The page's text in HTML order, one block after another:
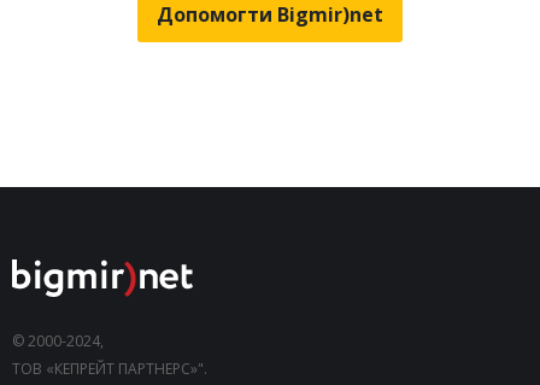
Допомогти Bigmir)net
© 2000-2024,
ТОВ «КЕПРЕЙТ ПАРТНЕРС»".